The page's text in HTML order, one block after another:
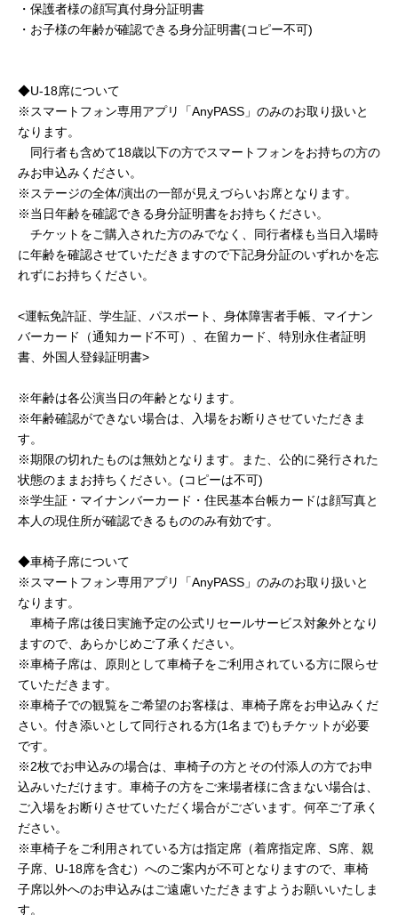
・保護者様の顔写真付身分証明書
・お子様の年齢が確認できる身分証明書(コピー不可)
◆U-18席について
※スマートフォン専用アプリ「AnyPASS」のみのお取り扱いと
なります。
同行者も含めて18歳以下の方でスマートフォンをお持ちの方の
みお申込みください。
※ステージの全体/演出の一部が見えづらいお席となります。
※当日年齢を確認できる身分証明書をお持ちください。
チケットをご購入された方のみでなく、同行者様も当日入場時
に年齢を確認させていただきますので下記身分証のいずれかを忘
れずにお持ちください。
<運転免許証、学生証、パスポート、身体障害者手帳、マイナン
バーカード（通知カード不可）、在留カード、特別永住者証明
書、外国人登録証明書>
※年齢は各公演当日の年齢となります。
※年齢確認ができない場合は、入場をお断りさせていただきま
す。
※期限の切れたものは無効となります。また、公的に発行された
状態のままお持ちください。(コピーは不可)
※学生証・マイナンバーカード・住民基本台帳カードは顔写真と
本人の現住所が確認できるもののみ有効です。
◆車椅子席について
※スマートフォン専用アプリ「AnyPASS」のみのお取り扱いと
なります。
車椅子席は後日実施予定の公式リセールサービス対象外となり
ますので、あらかじめご了承ください。
※車椅子席は、原則として車椅子をご利用されている方に限らせ
ていただきます。
※車椅子での観覧をご希望のお客様は、車椅子席をお申込みくだ
さい。付き添いとして同行される方(1名まで)もチケットが必要
です。
※2枚でお申込みの場合は、車椅子の方とその付添人の方でお申
込みいただけます。車椅子の方をご来場者様に含まない場合は、
ご入場をお断りさせていただく場合がございます。何卒ご了承く
ださい。
※車椅子をご利用されている方は指定席（着席指定席、S席、親
子席、U-18席を含む）へのご案内が不可となりますので、車椅
子席以外へのお申込みはご遠慮いただきますようお願いいたしま
す。